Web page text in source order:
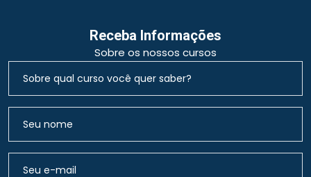
Receba Informações
Sobre os nossos cursos